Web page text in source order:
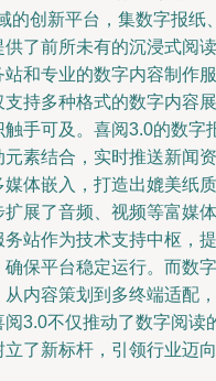
的创新平台，集数字报纸
了前所未有的沉浸式阅读
和专业的数字内容制作服
持多种格式的数字内容展
手可及。喜阅3.0的数字
素结合，实时推送新闻资
体嵌入，打造出媲美纸质
展了音频、视频等富媒体
站作为技术支持中枢，提
保平台稳定运行。而数字
内容策划到多终端适配，
3.0不仅推动了数字阅读
了新标杆，引领行业迈向